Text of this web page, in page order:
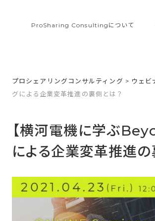
ProSharing Consultingについて
プロシェアリングコンサルティング > ウェビ
グによる企業変革推進の裏側とは？
【横河電機に学ぶ
による企業変革推進の